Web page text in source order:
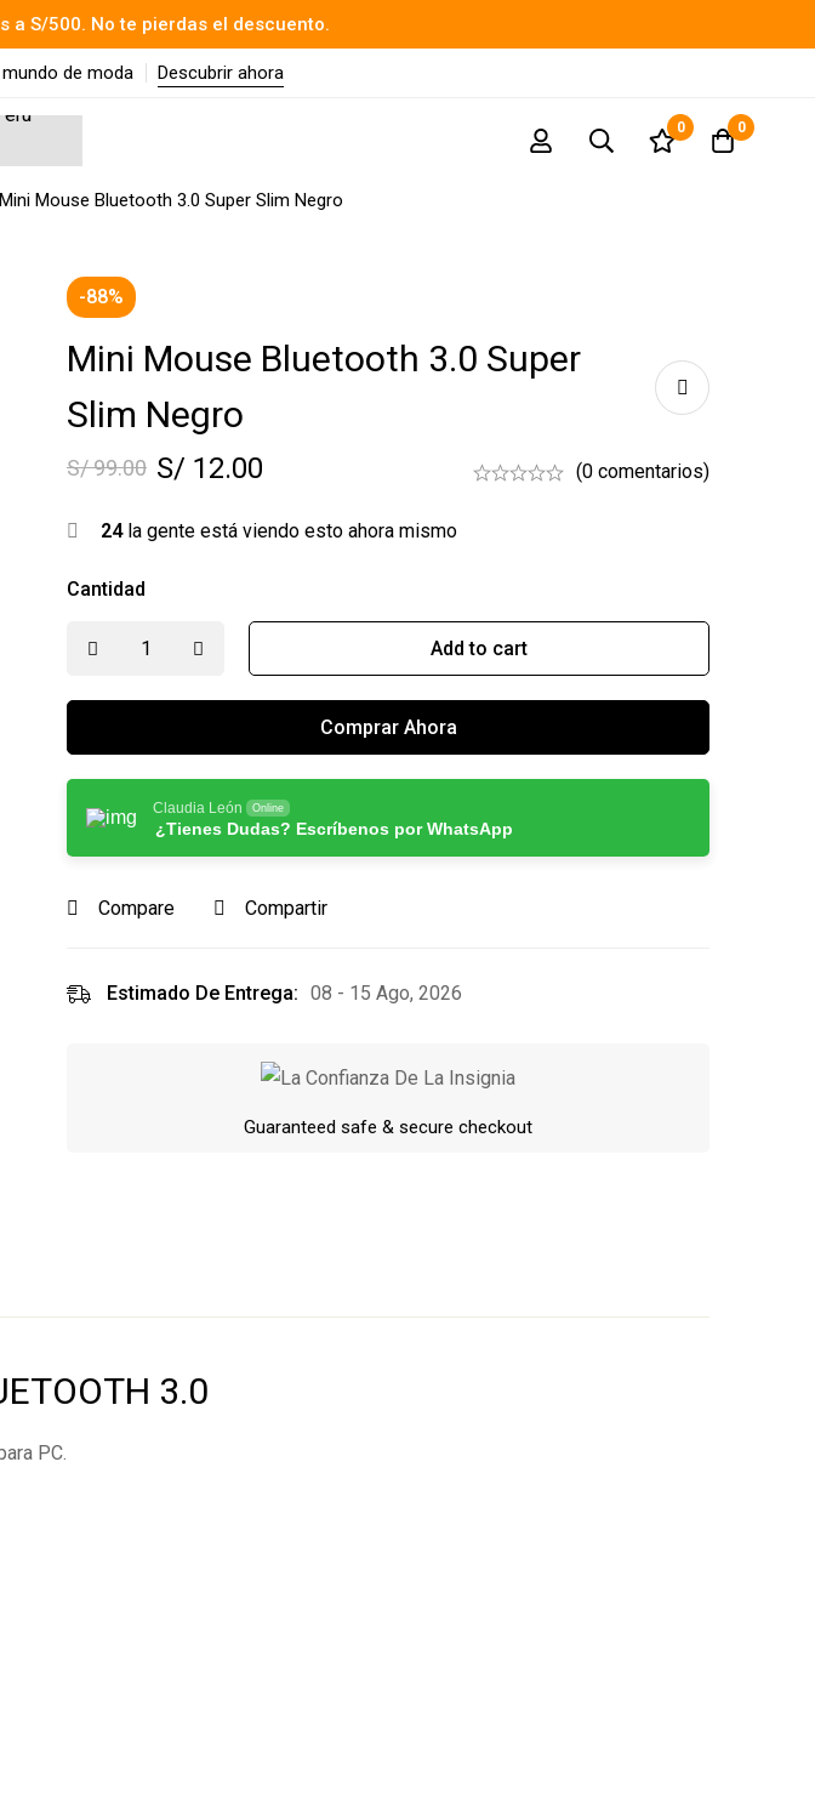
a S/500. No te pierdas el descuento.
de moda Descubrir ahora
0 0
Mini Mouse Bluetooth 3.0 Super Slim Negro
-88%
Mini Mouse Bluetooth 3.0 Super
Slim Negro
S/99.00 S/ 12.00 (0 comentarios)
24la gente está viendo esto ahora mismo
Cantidad
Add to cart
Comprar Ahora
Claudia León Online
¿Tienes Dudas? Escríbenos por WhatsApp
Compare Compartir
Estimado De Entrega: 08 - 15 Ago, 2026
Guaranteed safe & secure checkout
3.0
PC.